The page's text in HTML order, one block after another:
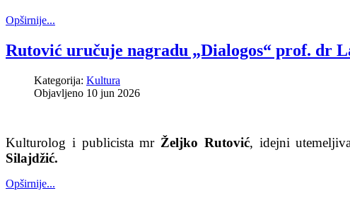
Opširnije...
Rutović uručuje nagradu „Dialogos“ prof. dr
Kategorija: Kultura
Objavljeno 10 jun 2026
Kulturolog i publicista mr Željko Rutović, idejni
Silajdžić.
Opširnije...